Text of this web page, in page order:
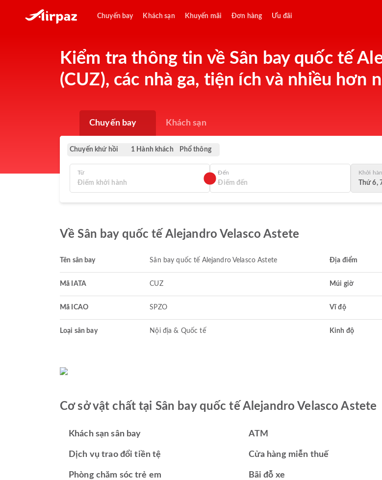
Chuyến bay Khách sạn Khuyến mãi Đơn hàng Ưu đãi
Kiểm tra thông tin về Sân bay quốc tế
(CUZ), các nhà ga, tiện ích và nhiều hơn
Chuyến bay Khách sạn
Chuyến khứ hồi 1 Hành khách Phổ thông
Từ Đến Khởi
Thứ 6,
Về Sân bay quốc tế Alejandro Velasco Astete
Tên sân bay Sân bay quốc tế Alejandro Velasco Astete
Mã IATA CUZ
Mã ICAO SPZO
Loại sân bay Nội địa & Quốc tế
Địa điểm
Múi giờ
Vĩ độ
Kinh độ
Cơ sở vật chất tại Sân bay quốc tế Alejandro Velasco Astete
Khách sạn sân bay ATM
Dịch vụ trao đổi tiền tệ Cửa hàng miễn thuế
Phòng chăm sóc trẻ em Bãi đỗ xe